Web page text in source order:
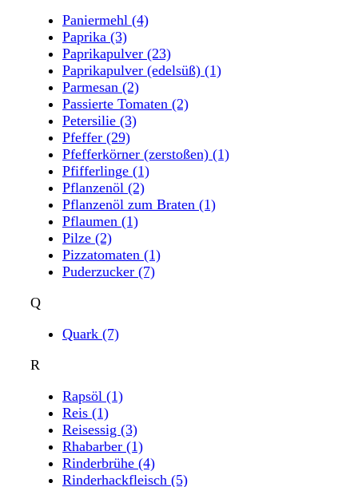
Paniermehl (4)
Paprika (3)
Paprikapulver (23)
Paprikapulver (edelsüß) (1)
Parmesan (2)
Passierte Tomaten (2)
Petersilie (3)
Pfeffer (29)
Pfefferkörner (zerstoßen) (1)
Pfifferlinge (1)
Pflanzenöl (2)
Pflanzenöl zum Braten (1)
Pflaumen (1)
Pilze (2)
Pizzatomaten (1)
Puderzucker (7)
Q
Quark (7)
R
Rapsöl (1)
Reis (1)
Reisessig (3)
Rhabarber (1)
Rinderbrühe (4)
Rinderhackfleisch (5)